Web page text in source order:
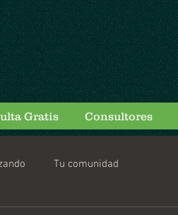
Gratis Consultores
Tu comunidad